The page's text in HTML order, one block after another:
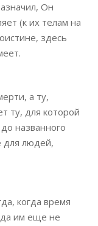
Он
(к их телам на
здесь
а ту,
ту, для которой
названного
для людей,
когда время
им еще не